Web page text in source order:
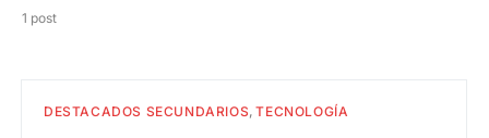
1 post
DESTACADOS SECUNDARIOS TECNOLOGÍA